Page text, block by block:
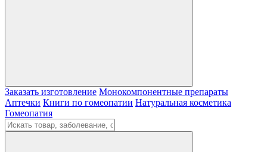
Заказать изготовление Монокомпонентные препараты
Аптечки Книги по гомеопатии Натуральная косметика
Гомеопатия